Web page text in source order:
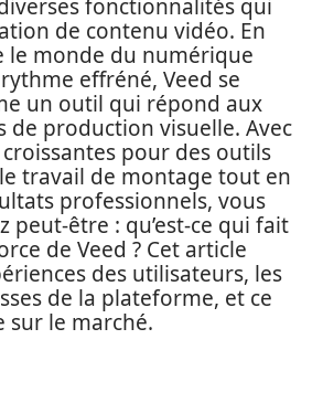
fonctionnalités qui
de contenu vidéo. En
le monde du numérique
rythme effréné, Veed se
un outil qui répond aux
de production visuelle. Avec
pour des outils
travail de montage tout en
professionnels, vous
peut-être : qu’est-ce qui fait
de Veed ? Cet article
des utilisateurs, les
de la plateforme, et ce
sur le marché.